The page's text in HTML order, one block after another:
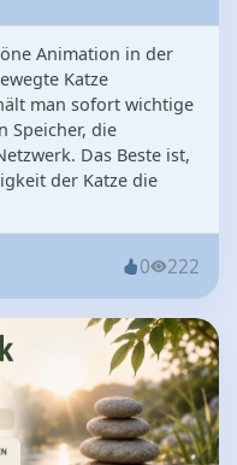
Animation in der
Katze
man sofort wichtige
Speicher, die
Das Beste ist,
der Katze die
0 222